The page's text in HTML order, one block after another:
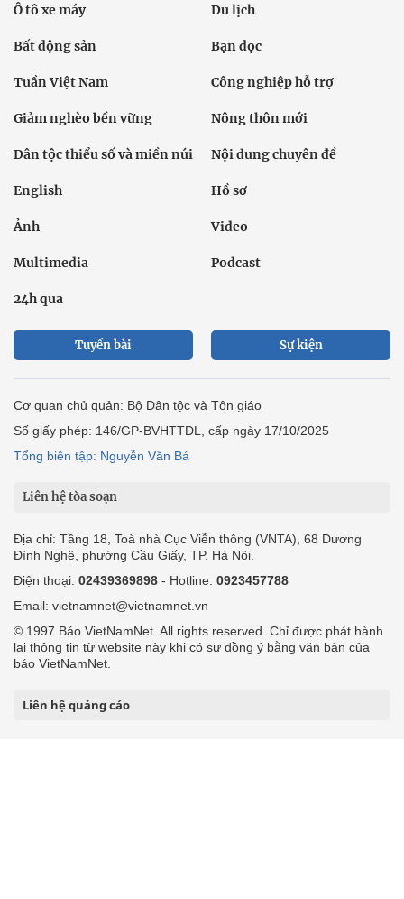
Ô tô xe máy Du lịch
Bất động sản Bạn đọc
Tuần Việt Nam Công nghiệp hỗ trợ
Giảm nghèo bền vững Nông thôn mới
Dân tộc thiểu số và miền núi Nội dung chuyên đề
English Hồ sơ
Ảnh Video
Multimedia Podcast
24h qua
Tuyến bài Sự kiện
Cơ quan chủ quản: Bộ Dân tộc và Tôn giáo
Số giấy phép: 146/GP-BVHTTDL, cấp ngày 17/10/2025
Tổng biên tập: Nguyễn Văn Bá
Liên hệ tòa soạn
Địa chỉ: Tầng 18, Toà nhà Cục Viễn thông (VNTA), 68 Dương
Đình Nghệ, phường Cầu Giấy, TP. Hà Nội.
Điện thoại: 02439369898 - Hotline: 0923457788
Email: vietnamnet@vietnamnet.vn
© 1997 Báo VietNamNet. All rights reserved. Chỉ được phát hành
lại thông tin từ website này khi có sự đồng ý bằng văn bản của
báo VietNamNet.
Liên hệ quảng cáo